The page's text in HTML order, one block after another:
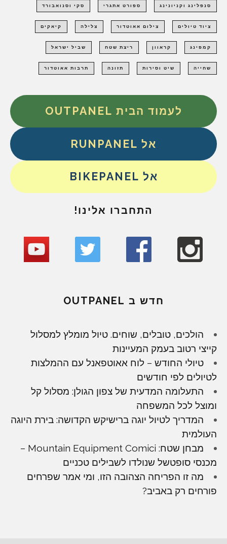
סנפלינג וקניונינג ספורט אתגרי סקי וסנואבורד
ציוד טיולים צילום אאוטדור צלילה קיאקים
קמפינג קראוון ריצת שטח שביל ישראל
שחייה שיט וסירות תזונה תרבות אאוטדור
לעמוד הבית OUTPANEL
אל RUNPANEL
אל BIKEPANEL
התחברו אלינו!
חדש ב OUTPANEL
הולכים, טובלים, שוחים. טיול מומלץ למסלול
קייצי רטוב בעמק המעיינות
טיולי החודש – לוח אאוטפאנל עם ההמלצות
לטיולים לפי חודשים
התעלומה המדעית של צפון הגולן: מסלול קל
ומוצל לכל המשפחה
המדריך לטיול יוגה ברישיקש הקדושה: בירת היוגה
העולמית
מבחן שטח: Mountain Equipment Comici –
מכנסי סופטשל שנולדו לשבילים טכניים
מה זו הפריחה הצהובה הזו, ומי אמר שפרחים
פורחים רק באביב?